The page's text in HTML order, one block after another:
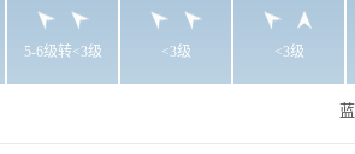
5-6级转<3级 <3级 <3级